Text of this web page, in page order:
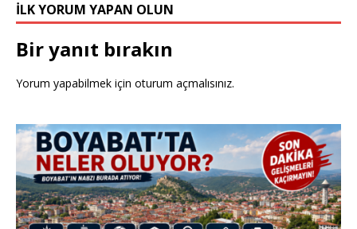
İLK YORUM YAPAN OLUN
Bir yanıt bırakın
Yorum yapabilmek için oturum açmalısınız.